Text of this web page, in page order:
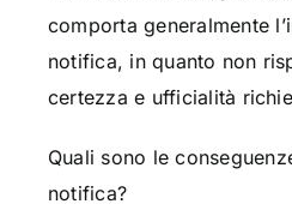
comporta generalmente
notifica, in quanto non
certezza e ufficialità
Quali sono le
notifica?